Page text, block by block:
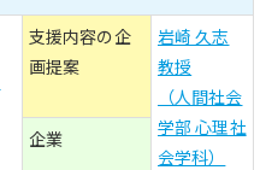
支援内容の企
画提案
岩崎 久志
教授
（人間社会
学部 心理社
会学科）
企業